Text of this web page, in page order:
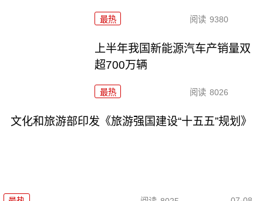
最热 阅读 9380
上半年我国新能源汽车产销量双
超700万辆
最热 阅读 8026
文化和旅游部印发《旅游强国建设“十五五”规划》